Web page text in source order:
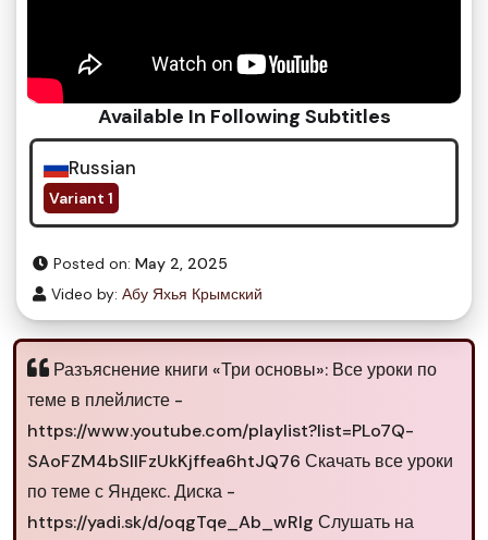
Available In Following Subtitles
Russian
Variant 1
Posted on: May 2, 2025
Video by: Абу Яхья Крымский
Разъяснение книги «Три основы»: Все уроки по
теме в плейлисте -
https://www.youtube.com/playlist?list=PLo7Q-
SAoFZM4bSIIFzUkKjffea6htJQ76 Скачать все уроки
по теме с Яндекс. Диска -
https://yadi.sk/d/oqgTqe_Ab_wRIg Слушать на